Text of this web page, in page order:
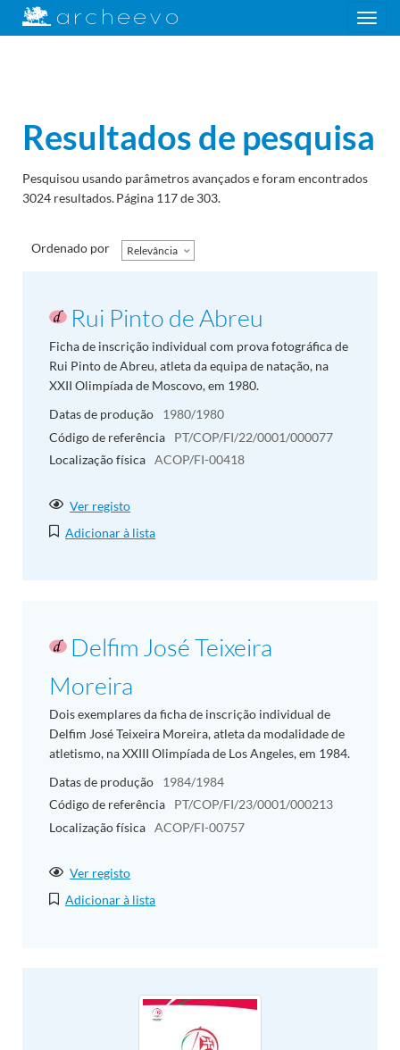
Toggle
navigation
Resultados de pesquisa
Pesquisou usando parâmetros avançados e foram encontrados
3024 resultados.Página 117 de 303.
Ordenado por Relevância
Rui Pinto de Abreu
Ficha de inscrição individual com prova fotográfica de
Rui Pinto de Abreu, atleta da equipa de natação, na
XXII Olimpíada de Moscovo, em 1980.
Datas de produção
1980/1980
Código de referência
PT/COP/FI/22/0001/000077
Localização física ACOP/FI-00418
Ver registo
Adicionar à lista
Delfim José Teixeira
Moreira
Dois exemplares da ficha de inscrição individual de
Delfim José Teixeira Moreira, atleta da modalidade de
atletismo, na XXIII Olimpíada de Los Angeles, em 1984.
Datas de produção
1984/1984
Código de referência
PT/COP/FI/23/0001/000213
Localização física ACOP/FI-00757
Ver registo
Adicionar à lista